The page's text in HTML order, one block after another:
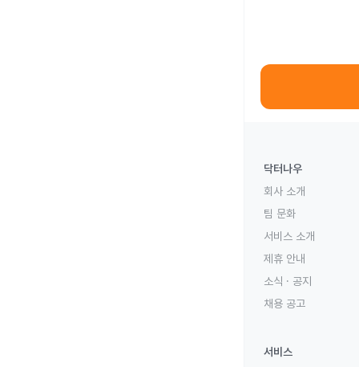
닥터나우
회사 소개
팀 문화
서비스 소개
제휴 안내
소식 · 공지
채용 공고
서비스